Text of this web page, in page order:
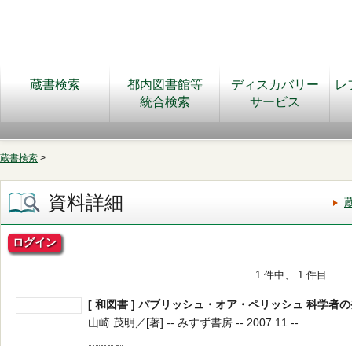
蔵書検索
都内図書館等
統合検索
ディスカバリー
サービス
レ
蔵書検索 >
資料詳細
ログイン
1 件中、 1 件目
[ 和図書 ] パブリッシュ・オア・ペリッシュ 科学者
山崎 茂明／[著] -- みすず書房 -- 2007.11 --